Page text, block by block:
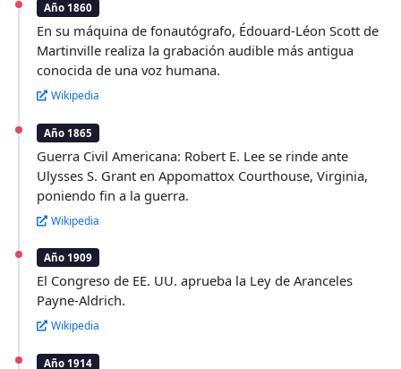
Año 1860
En su máquina de fonautógrafo, Édouard-Léon Scott de
Martinville realiza la grabación audible más antigua
conocida de una voz humana.
Wikipedia
Año 1865
Guerra Civil Americana: Robert E. Lee se rinde ante
Ulysses S. Grant en Appomattox Courthouse, Virginia,
poniendo fin a la guerra.
Wikipedia
Año 1909
El Congreso de EE. UU. aprueba la Ley de Aranceles
Payne-Aldrich.
Wikipedia
Año 1914